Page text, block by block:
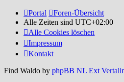
Portal
Foren-Übersicht
Alle Zeiten sind UTC+02:00
Alle Cookies löschen
Impressum
Kontakt
Find Waldo by phpBB NL Ext